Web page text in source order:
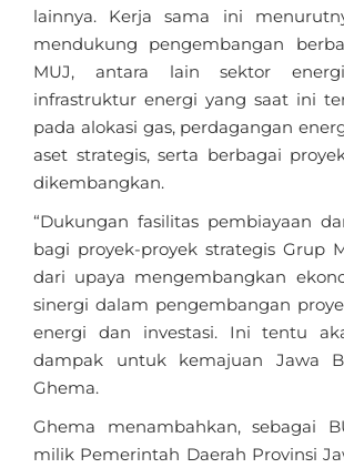
lainnya. Kerja sama ini
mendukung pengembangan
MUJ, antara lain sektor
infrastruktur energi yang saat ini
pada alokasi gas, perdagangan
aset strategis, serta berbagai
dikembangkan.
“Dukungan fasilitas pembiayaan
bagi proyek-proyek strategis Grup
dari upaya mengembangkan
sinergi dalam pengembangan
energi dan investasi. Ini tentu
dampak untuk kemajuan Jawa
Ghema.
Ghema menambahkan, sebagai
milik Pemerintah Daerah Provinsi